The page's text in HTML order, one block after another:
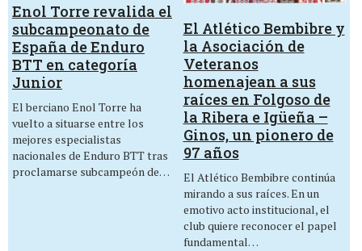
Enol Torre revalida el
subcampeonato de
España de Enduro
BTT en categoría
Junior
El berciano Enol Torre ha
vuelto a situarse entre los
mejores especialistas
nacionales de Enduro BTT tras
proclamarse subcampeón de…
El Atlético Bembibre y
la Asociación de
Veteranos
homenajean a sus
raíces en Folgoso de
la Ribera e Igüeña –
Ginos, un pionero de
97 años
El Atlético Bembibre continúa
mirando a sus raíces. En un
emotivo acto institucional, el
club quiere reconocer el papel
fundamental…